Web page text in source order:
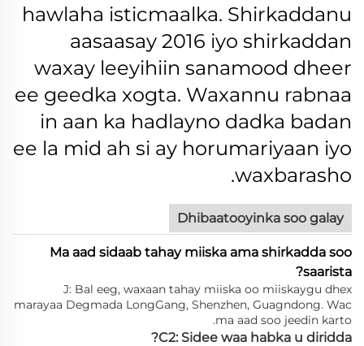
hawlaha isticmaalka. Shirkaddanu
aasaasay 2016 iyo shirkaddan
waxay leeyihiin sanamood dheer
ee geedka xogta. Waxannu rabnaa
in aan ka hadlayno dadka badan
ee la mid ah si ay horumariyaan iyo
waxbarasho.
Dhibaatooyinka soo galay
Ma aad sidaab tahay miiska ama shirkadda soo
saarista?
J: Bal eeg, waxaan tahay miiska oo miiskaygu dhex
marayaa Degmada LongGang, Shenzhen, Guagndong. Wac
ma aad soo jeedin karto.
C2: Sidee waa habka u diridda?